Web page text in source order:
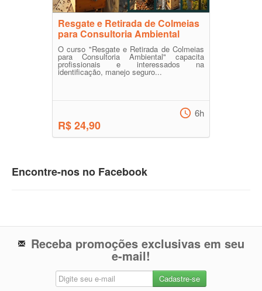
Resgate e Retirada de Colmeias
para Consultoria Ambiental
O curso "Resgate e Retirada de Colmeias
para Consultoria Ambiental" capacita
profissionais e interessados na
identificação, manejo seguro...
R$ 24,90
6h
Encontre-nos no Facebook
Receba promoções exclusivas em seu
e-mail!